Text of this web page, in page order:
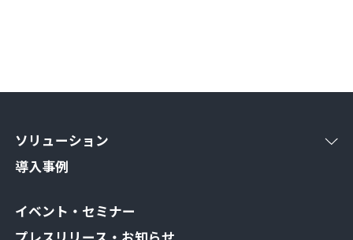
ソリューション
導入事例
イベント・セミナー